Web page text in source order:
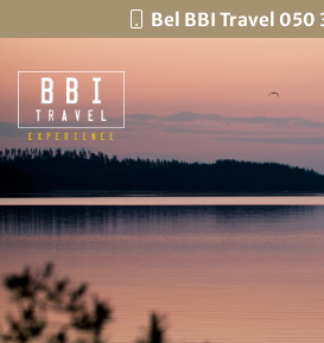
Bel BBI Travel 050